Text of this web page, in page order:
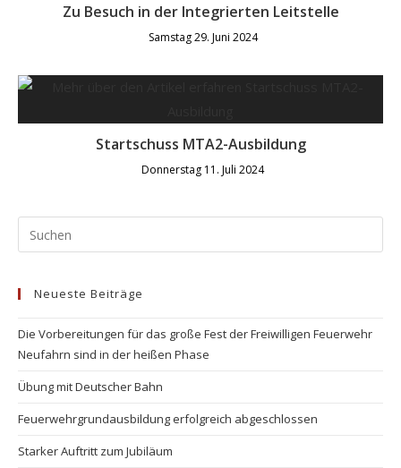
Zu Besuch in der Integrierten Leitstelle
Samstag 29. Juni 2024
Startschuss MTA2-Ausbildung
Donnerstag 11. Juli 2024
Neueste Beiträge
Die Vorbereitungen für das große Fest der Freiwilligen Feuerwehr
Neufahrn sind in der heißen Phase
Übung mit Deutscher Bahn
Feuerwehrgrundausbildung erfolgreich abgeschlossen
Starker Auftritt zum Jubiläum